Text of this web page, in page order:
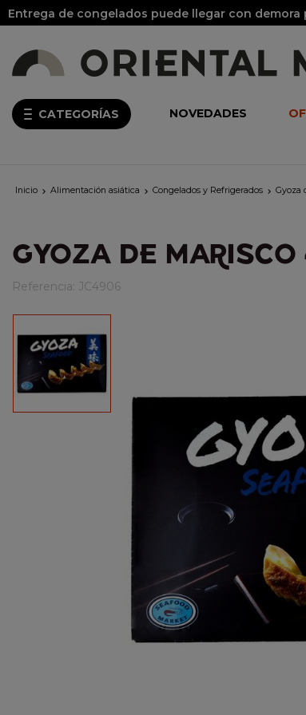
Entrega de congelados puede llegar con demora
CATEGORÍAS NOVEDADES
Inicio  Alimentación asiática  Congelados y Refrigerados  Gyoza
GYOZA DE
Referencia: JC4906